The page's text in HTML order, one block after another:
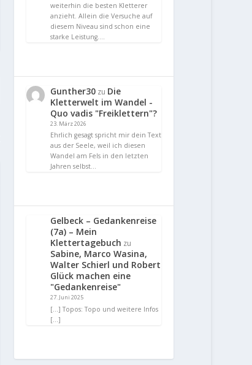
weiterhin die besten Kletterer
anzieht. Allein die Versuche auf
diesem Niveau sind schon eine
starke Leistung.…
Gunther30 zu Die
Kletterwelt im Wandel -
Quo vadis "Freiklettern"?
23. März 2026
Ehrlich gesagt spricht mir dein Text
aus der Seele, weil ich diesen
Wandel am Fels in den letzten
Jahren selbst…
Gelbeck – Gedankenreise
(7a) – Mein
Klettertagebuch zu
Sabine, Marco Wasina,
Walter Schierl und Robert
Glück machen eine
"Gedankenreise"
27. Juni 2025
[…] Topos: Topo und weitere Infos
[…]